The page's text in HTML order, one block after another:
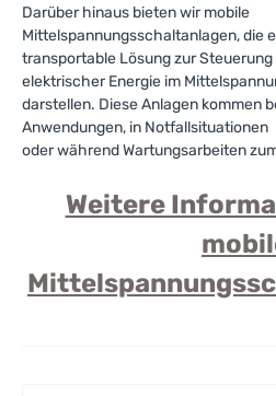
Darüber hinaus bieten wir mobile
Mittelspannungsschaltanlagen, die
transportable Lösung zur
elektrischer Energie im
darstellen. Diese Anlagen kommen
Anwendungen, in Notfallsituationen
oder während Wartungsarbeiten
Weitere